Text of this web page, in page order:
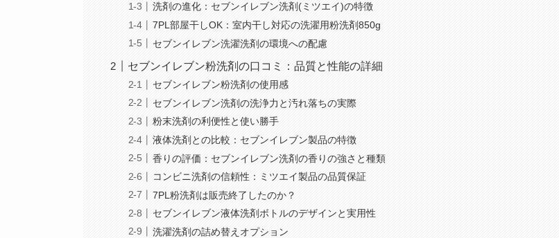
洗剤の進化：セブンイレブン洗剤(ミツエイ)の特徴
7PL部屋干しOK：室内干し対応の洗濯用粉洗剤850g
セブンイレブン洗濯洗剤の環境への配慮
セブンイレブン粉洗剤の口コミ：品質と性能の詳細
セブンイレブン粉洗剤の使用感
セブンイレブン洗剤の洗浄力と汚れ落ちの実際
粉末洗剤の利便性と使い勝手
液体洗剤との比較：セブンイレブン製品の特徴
香りの評価：セブンイレブン洗剤の香りの強さと種類
コンビニ洗剤の信頼性：ミツエイ製品の品質保証
7PL粉洗剤は販売終了したのか？
セブンイレブン液体洗剤ボトルのデザインと実用性
洗濯洗剤の詰め替えオプション